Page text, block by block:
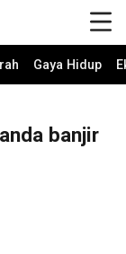
Gaya Hidup
banjir